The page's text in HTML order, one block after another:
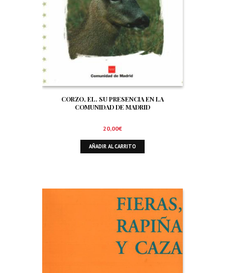
CORZO, EL. SU PRESENCIA EN LA
COMUNIDAD DE MADRID
20,00€
AÑADIR AL CARRITO